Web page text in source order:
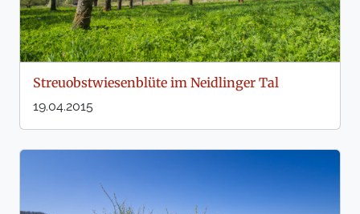
Streuobstwiesenblüte im Neidlinger Tal
19.04.2015